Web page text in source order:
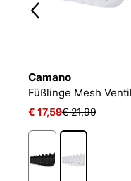
Camano
€ 17,59€ 21,99